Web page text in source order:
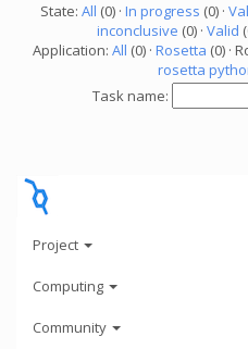
State: All (0) · In progress (0) ·
inconclusive (0) · Valid
Application: All (0) · Rosetta (0) ·
rosetta
Task name:
Project
Computing
Community